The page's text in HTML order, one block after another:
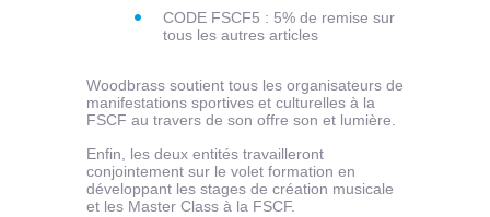
CODE FSCF5 : 5% de remise sur
tous les autres articles
Woodbrass soutient tous les organisateurs de
manifestations sportives et culturelles à la
FSCF au travers de son offre son et lumière.
Enfin, les deux entités travailleront
conjointement sur le volet formation en
développant les stages de création musicale
et les Master Class à la FSCF.